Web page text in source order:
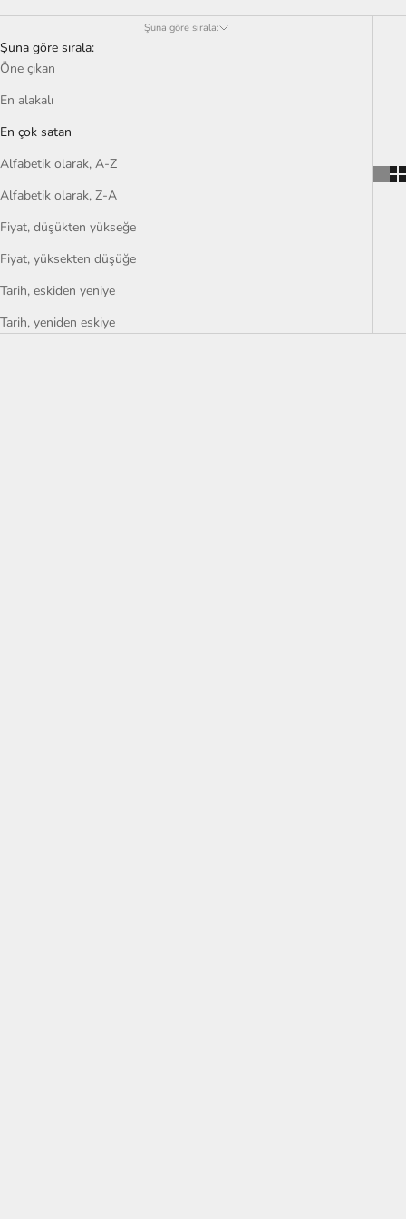
Şuna göre sırala:
Şuna göre sırala:
Öne çıkan
En alakalı
En çok satan
Alfabetik olarak, A-Z
Alfabetik olarak, Z-A
Fiyat, düşükten yükseğe
Fiyat, yüksekten düşüğe
Tarih, eskiden yeniye
Tarih, yeniden eskiye